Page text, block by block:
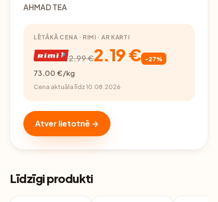
AHMAD TEA
LĒTĀKĀ CENA · RIMI · AR KARTI
2.99 €2.19 € -27%
73.00 €/kg
Cena aktuāla līdz 10.08.2026
Atver lietotnē →
Līdzīgi produkti